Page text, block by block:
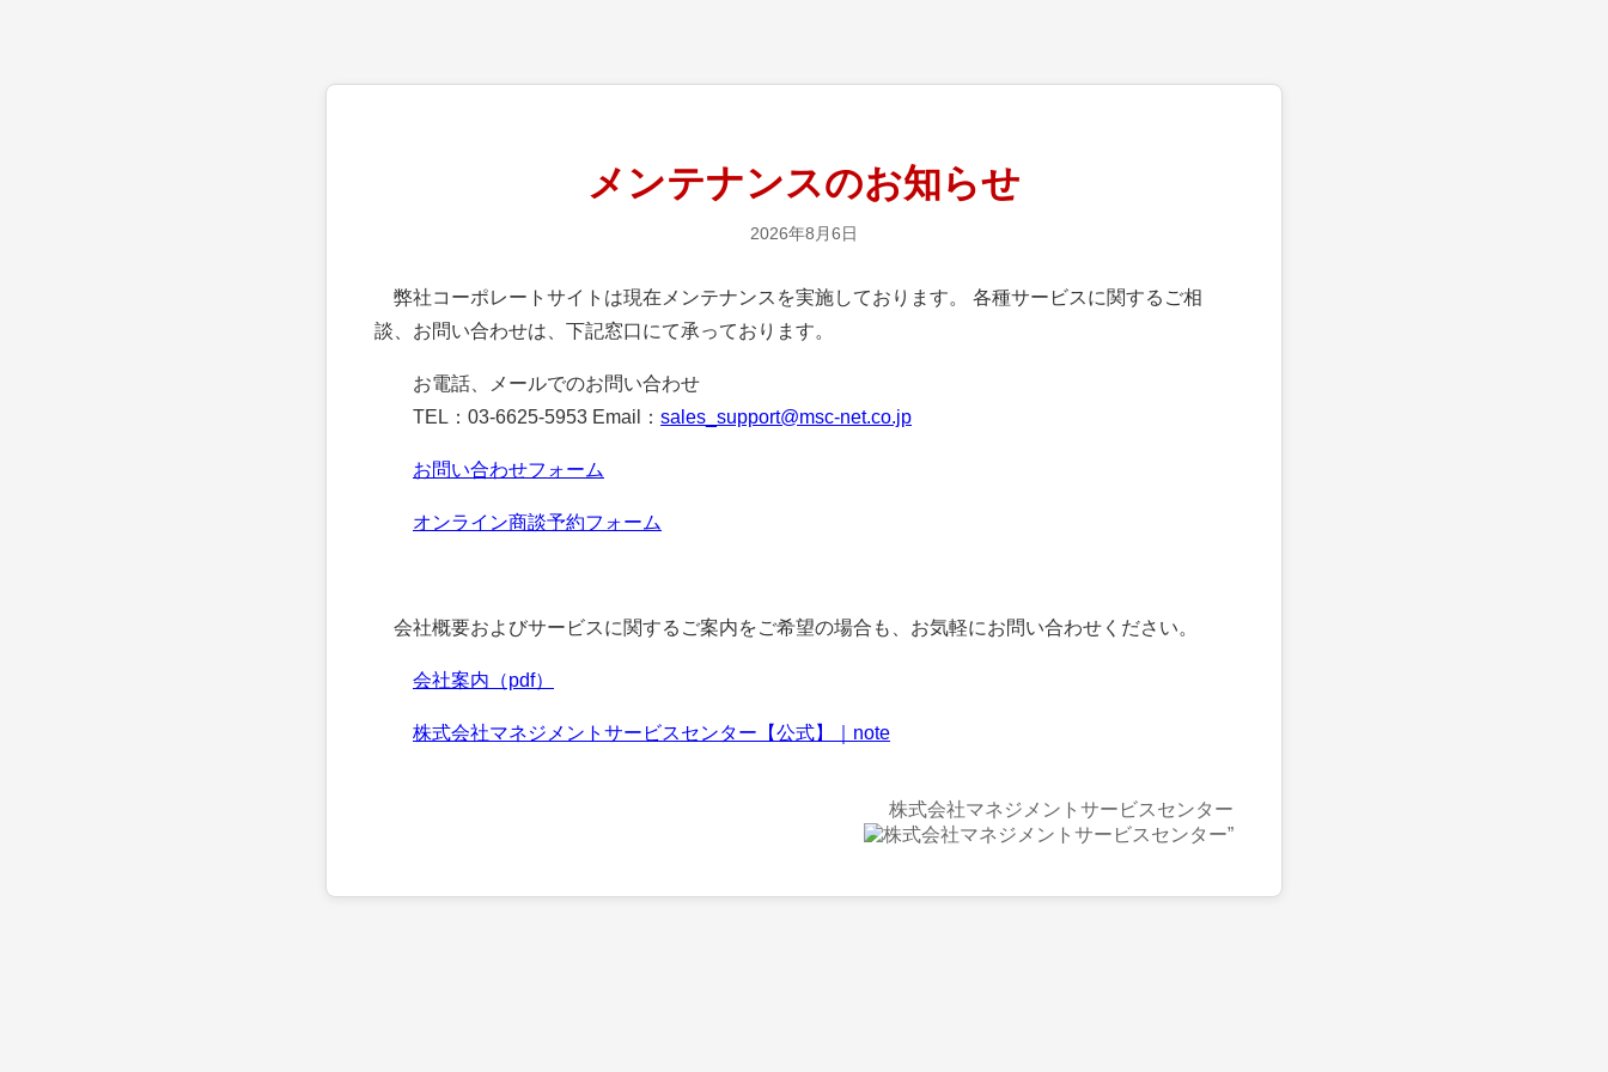
メンテナンスのお知らせ
2026年8月6日
弊社コーポレートサイトは現在メンテナンスを実施しております。 各種サービスに関するご相
談、お問い合わせは、下記窓口にて承っております。
お電話、メールでのお問い合わせ
TEL：03-6625-5953 Email： sales_support@msc-net.co.jp
お問い合わせフォーム
オンライン商談予約フォーム
会社概要およびサービスに関するご案内をご希望の場合も、お気軽にお問い合わせください。
会社案内（pdf）
株式会社マネジメントサービスセンター【公式】｜note
株式会社マネジメントサービスセンター